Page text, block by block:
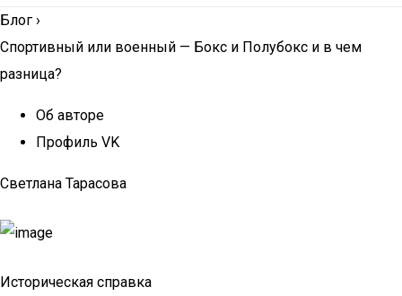
Блог ›
Спортивный или военный — Бокс и Полубокс и в чем
разница?
Об авторе
Профиль VK
Светлана Тарасова
Историческая справка